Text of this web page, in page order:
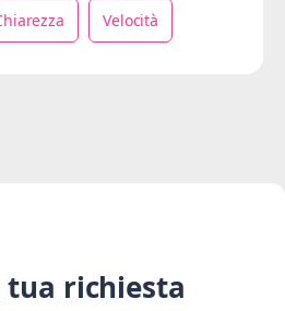
Velocità
richiesta